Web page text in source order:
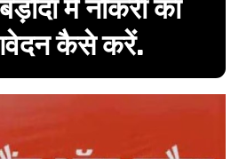
में नौकरी का
कैसे करें.